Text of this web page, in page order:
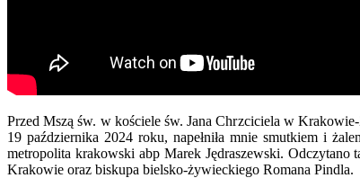
Przed Mszą św. w kościele św. Jana Chrzciciela w
19 października 2024 roku, napełniła mnie smutkiem i
metropolita krakowski abp Marek Jędraszewski.
Krakowie oraz biskupa bielsko-żywieckiego Romana Pindla.